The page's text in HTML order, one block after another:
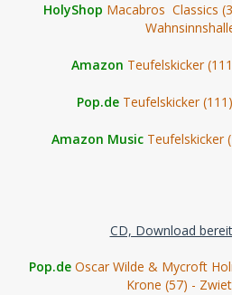
HolyShop Macabros Classics
Amazon Teufelskicker
Pop.de Teufelskicker
Amazon Music Teufelskicker
CD, Download
Pop.de Oscar Wilde & Mycroft
Krone (57) -